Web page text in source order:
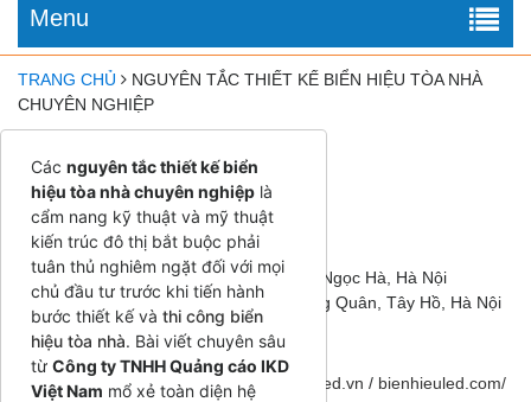
Menu
TRANG CHỦ
NGUYÊN TẮC THIẾT KẾ BIỂN HIỆU TÒA NHÀ
CHUYÊN NGHIỆP
Các nguyên tắc thiết kế biển
hiệu tòa nhà chuyên nghiệp là
cẩm nang kỹ thuật và mỹ thuật
kiến trúc đô thị bắt buộc phải
tuân thủ nghiêm ngặt đối với mọi
chủ đầu tư trước khi tiến hành
bước thiết kế và thi công biển
hiệu tòa nhà. Bài viết chuyên sâu
từ Công ty TNHH Quảng cáo IKD
Việt Nam mổ xẻ toàn diện hệ
Báo giá trong 5 phút
Tư vấn miễn phí
Thiết kế ngay trong ngày
Công ty Quảng Cáo IKD Việt Nam
Trụ sở: Số 32 phố Đốc Ngữ, phường Ngọc Hà, Hà Nội
VP giao dịch: Số 39B/42/175 Lạc Long Quân, Tây Hồ, Hà Nội
Hotline:0926 110 066
Email: bientoanha@gmail.com
Website:
bienhieuled.com/bienhieuled.vn / bienhieuled.com/